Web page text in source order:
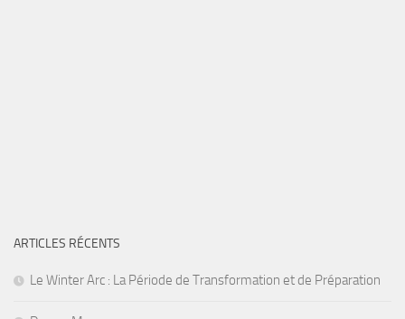
ARTICLES RÉCENTS
Le Winter Arc : La Période de Transformation et de Préparation